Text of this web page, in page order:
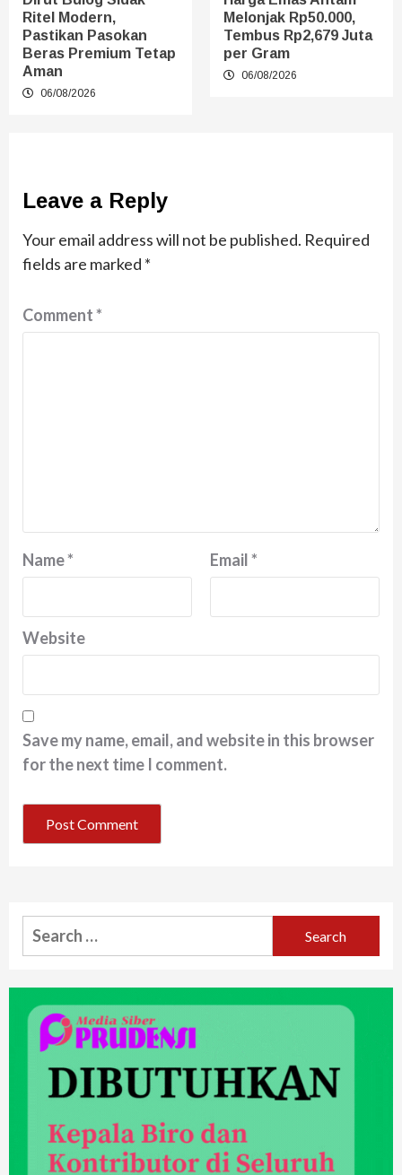
Ritel Modern,
Pastikan Pasokan
Beras Premium Tetap
Aman
06/08/2026
Melonjak Rp50.000,
Tembus Rp2,679 Juta
per Gram
06/08/2026
Leave a Reply
Your email address will not be published. Required
fields are marked *
Comment*
Name* Email*
Website
Save my name, email, and website in this browser
for the next time I comment.